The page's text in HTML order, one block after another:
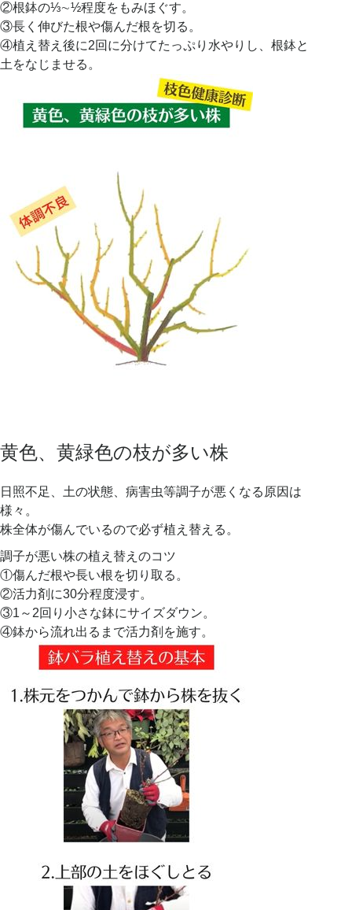
②根鉢の⅓∼½程度をもみほぐす。
③長く伸びた根や傷んだ根を切る。
④植え替え後に2回に分けてたっぷり水やりし、根鉢と
土をなじませる。
黄色、黄緑色の枝が多い株
日照不足、土の状態、病害虫等調子が悪くなる原因は
様々。
株全体が傷んでいるので必ず植え替える。
調子が悪い株の植え替えのコツ
①傷んだ根や長い根を切り取る。
②活力剤に30分程度浸す。
③1～2回り小さな鉢にサイズダウン。
④鉢から流れ出るまで活力剤を施す。